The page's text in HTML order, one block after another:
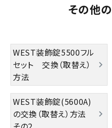
玄関タイプ
室内錠
ドアノブの交換
レバーハンドル錠の交換
その他
WEST装飾錠5500フル
セット 交換（取替え）
方法
WEST装飾錠(5600A)
の交換（取替え）方法